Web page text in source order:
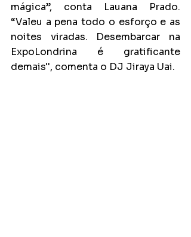
mágica”, conta Lauana Prado.
“Valeu a pena todo o esforço e as
noites viradas. Desembarcar na
ExpoLondrina é gratificante
demais'', comenta o DJ Jiraya Uai.